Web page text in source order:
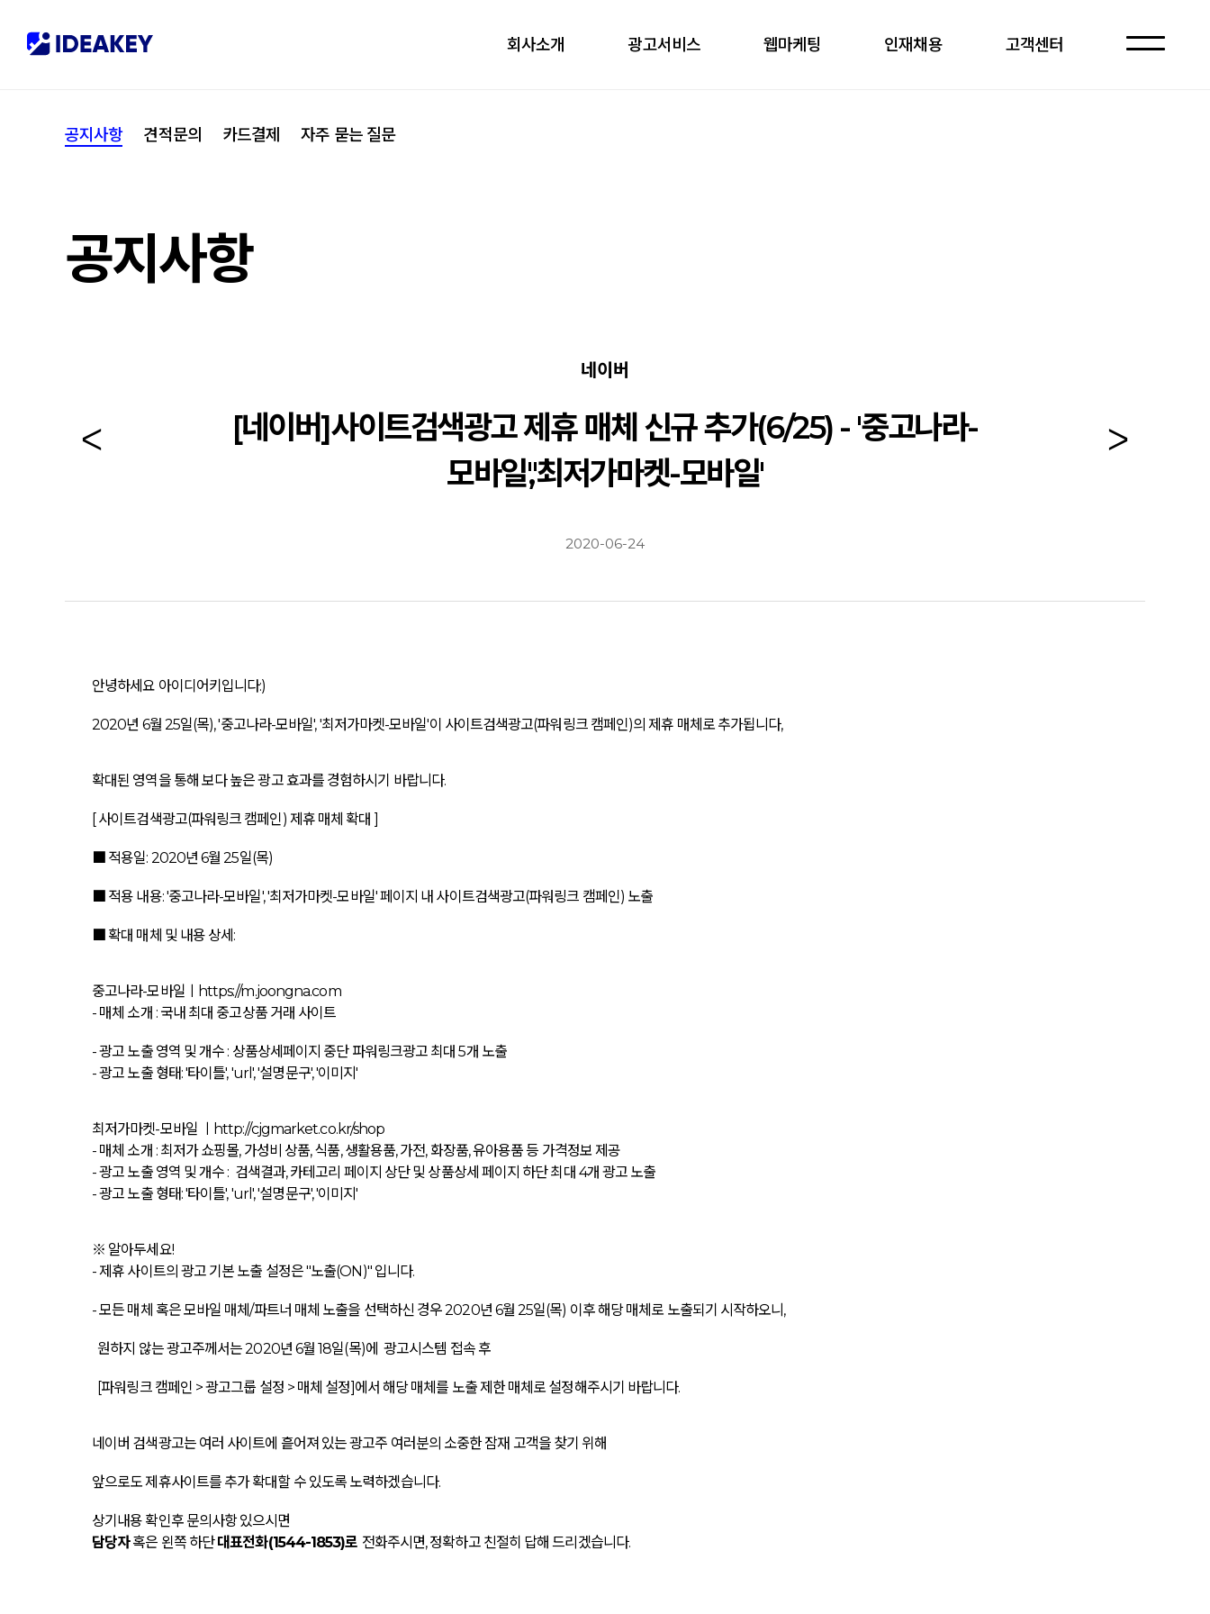
자주 묻는 질문
회사소개 광고서비스 웹마케팅 인재채용 고객센터
공지사항 견적문의 카드결제 자주 묻는 질문
공지사항
네이버
[네이버]사이트검색광고 제휴 매체 신규 추가(6/25) - '중고나라-
모바일','최저가마켓-모바일'
2020-06-24
안녕하세요 아이디어키입니다:)
2020년 6월 25일(목), '중고나라-모바일', '최저가마켓-모바일'이 사이트검색광고(파워링크 캠페인)의 제휴 매체로 추가됩니다,
확대된 영역을 통해 보다 높은 광고 효과를 경험하시기 바랍니다.
[ 사이트검색광고(파워링크 캠페인) 제휴 매체 확대 ]
■ 적용일: 2020년 6월 25일(목)
■ 적용 내용: '중고나라-모바일', '최저가마켓-모바일' 페이지 내 사이트검색광고(파워링크 캠페인) 노출
■ 확대 매체 및 내용 상세:
중고나라-모바일ㅣhttps://m.joongna.com
- 매체 소개 : 국내 최대 중고상품 거래 사이트
- 광고 노출 영역 및 개수 : 상품상세페이지 중단 파워링크광고 최대 5개 노출
- 광고 노출 형태: '타이틀', 'url', '설명문구', '이미지'
최저가마켓-모바일 ㅣ
http://cjgmarket.co.kr/shop
- 매체 소개 : 최저가 쇼핑몰, 가성비 상품, 식품, 생활용품, 가전, 화장품, 유아용품 등 가격정보 제공
- 광고 노출 영역 및 개수 : 검색결과, 카테고리 페이지 상단 및 상품상세 페이지 하단 최대 4개 광고 노출
- 광고 노출 형태: '타이틀', 'url', '설명문구', '이미지'
※ 알아두세요!
- 제휴 사이트의 광고 기본 노출 설정은 "노출(ON)" 입니다.
- 모든 매체 혹은 모바일 매체/파트너 매체 노출을 선택하신 경우 2020년 6월 25일(목) 이후 해당 매체로 노출되기 시작하오니,
원하지 않는 광고주께서는 2020년 6월 18일(목)에 광고시스템 접속 후
[파워링크 캠페인 > 광고그룹 설정 > 매체 설정]에서 해당 매체를 노출 제한 매체로 설정해주시기 바랍니다.
네이버 검색광고는 여러 사이트에 흩어져 있는 광고주 여러분의 소중한 잠재 고객을 찾기 위해
앞으로도 제휴사이트를 추가 확대할 수 있도록 노력하겠습니다.
상기내용 확인후 문의사항 있으시면
담당자혹은 왼쪽 하단대표전화(1544-1853)로 전화주시면, 정확하고 친절히 답해 드리겠습니다.